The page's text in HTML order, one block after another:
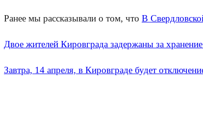
Ранее мы рассказывали о том, что В
Двое жителей Кировграда задержаны за
Завтра, 14 апреля, в Кировграде будет